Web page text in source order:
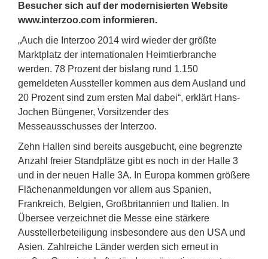
Besucher sich auf der modernisierten Website
www.interzoo.com informieren.
„Auch die Interzoo 2014 wird wieder der größte
Marktplatz der internationalen Heimtierbranche
werden. 78 Prozent der bislang rund 1.150
gemeldeten Aussteller kommen aus dem Ausland und
20 Prozent sind zum ersten Mal dabei“, erklärt Hans-
Jochen Büngener, Vorsitzender des
Messeausschusses der Interzoo.
Zehn Hallen sind bereits ausgebucht, eine begrenzte
Anzahl freier Standplätze gibt es noch in der Halle 3
und in der neuen Halle 3A. In Europa kommen größere
Flächenanmeldungen vor allem aus Spanien,
Frankreich, Belgien, Großbritannien und Italien. In
Übersee verzeichnet die Messe eine stärkere
Ausstellerbeteiligung insbesondere aus den USA und
Asien. Zahlreiche Länder werden sich erneut in